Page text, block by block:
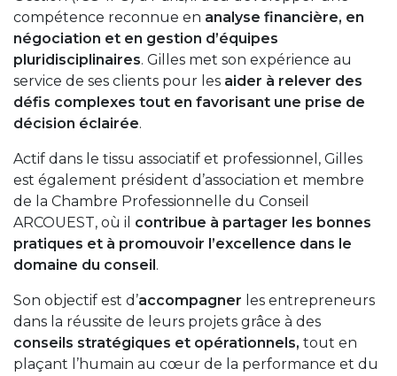
compétence reconnue en analyse financière, en
négociation et en gestion d’équipes
pluridisciplinaires. Gilles met son expérience au
service de ses clients pour les aider à relever des
défis complexes tout en favorisant une prise de
décision éclairée.
Actif dans le tissu associatif et professionnel, Gilles
est également président d’association et membre
de la Chambre Professionnelle du Conseil
ARCOUEST, où il contribue à partager les bonnes
pratiques et à promouvoir l’excellence dans le
domaine du conseil.
Son objectif est d’accompagner les entrepreneurs
dans la réussite de leurs projets grâce à des
conseils stratégiques et opérationnels, tout en
plaçant l’humain au cœur de la performance et du